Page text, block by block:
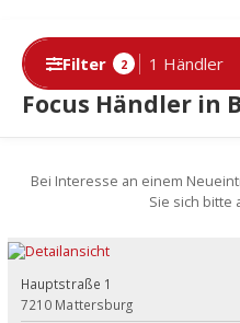
Filter 2 1 Händler
Focus Händler in
Bei Interesse an einem
Sie sich bitte
Hauptstraße 1
7210 Mattersburg